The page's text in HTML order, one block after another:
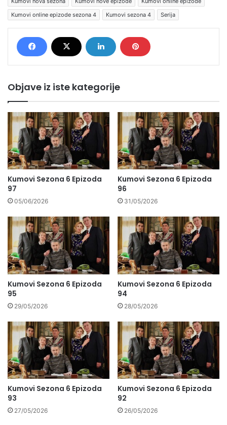
Kumovi online epizode sezona 4
Kumovi sezona 4 Serija
Objave iz iste kategorije
Kumovi Sezona 6 Epizoda
97
05/06/2026
Kumovi Sezona 6 Epizoda
96
31/05/2026
Kumovi Sezona 6 Epizoda
95
29/05/2026
Kumovi Sezona 6 Epizoda
94
28/05/2026
Kumovi Sezona 6 Epizoda
93
27/05/2026
Kumovi Sezona 6 Epizoda
92
26/05/2026